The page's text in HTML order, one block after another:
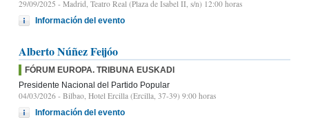
29/09/2025 - Madrid, Teatro Real (Plaza de Isabel II, s/n) 12:00 horas
Información del evento
Alberto Núñez Feijóo
FÓRUM EUROPA. TRIBUNA EUSKADI
Presidente Nacional del Partido Popular
04/03/2026 - Bilbao, Hotel Ercilla (Ercilla, 37-39) 9:00 horas
Información del evento